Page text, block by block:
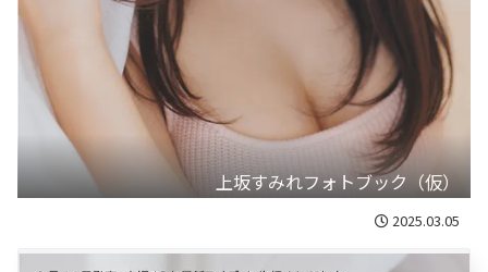
上坂すみれフォトブック（仮）
2025.03.05